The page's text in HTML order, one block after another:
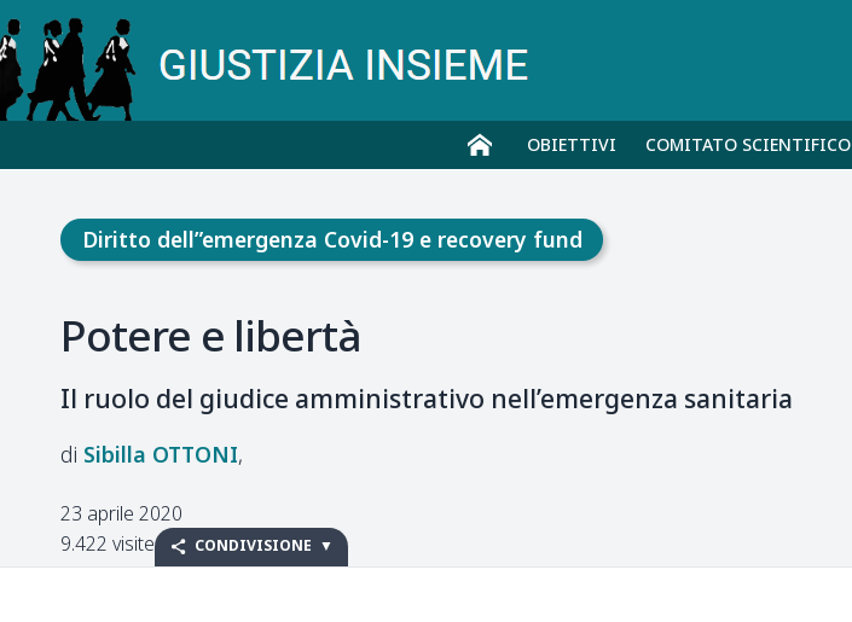
OBIETTIVI COMITATO SCIENTIFICO
Diritto dell”emergenza Covid-19 e recovery fund
Potere e libertà
Il ruolo del giudice amministrativo nell’emergenza sanitaria
Sibilla OTTONI
23 aprile 2020
9.422 visite
CONDIVISIONE